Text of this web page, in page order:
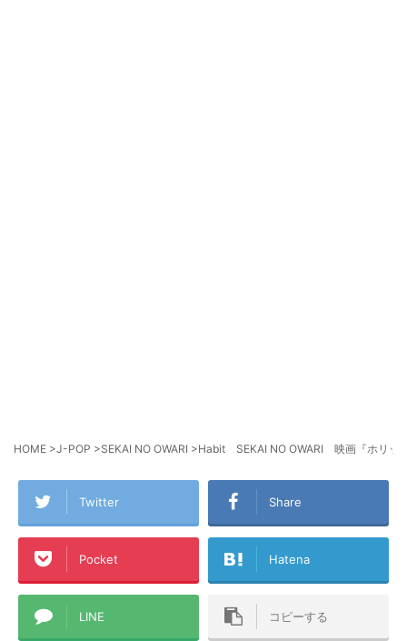
HOME >J-POP >SEKAI NO OWARI >Habit SEKAI NO OWARI 映画『ホリッ
Twitter Share
Pocket Hatena
LINE コピーする